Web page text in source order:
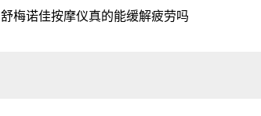
舒梅诺佳按摩仪真的能缓解疲劳吗